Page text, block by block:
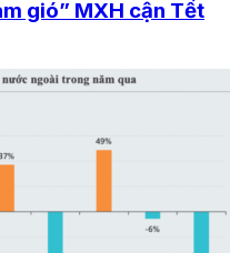
gió” MXH cận Tết